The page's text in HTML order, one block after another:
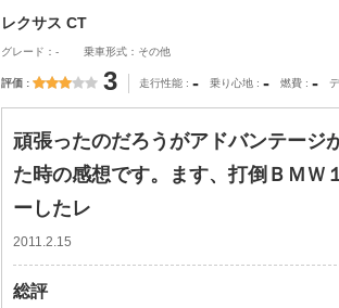
レクサス CT
グレード：- 乗車形式：その他
評価 3 走行性能 - 乗り心地 - 燃費 -
頑張ったのだろうがアドバンテージ
た時の感想です。ます、打倒ＢＭＷ
ーしたレ
2011.2.15
総評